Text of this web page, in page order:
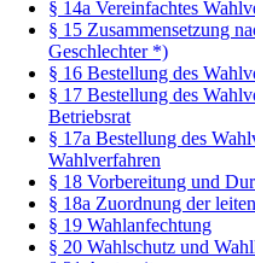
§ 14a Vereinfachtes
§ 15 Zusammensetzung
Geschlechter *)
§ 16 Bestellung des
§ 17 Bestellung des
Betriebsrat
§ 17a Bestellung des
Wahlverfahren
§ 18 Vorbereitung und
§ 18a Zuordnung der
§ 19 Wahlanfechtung
§ 20 Wahlschutz und